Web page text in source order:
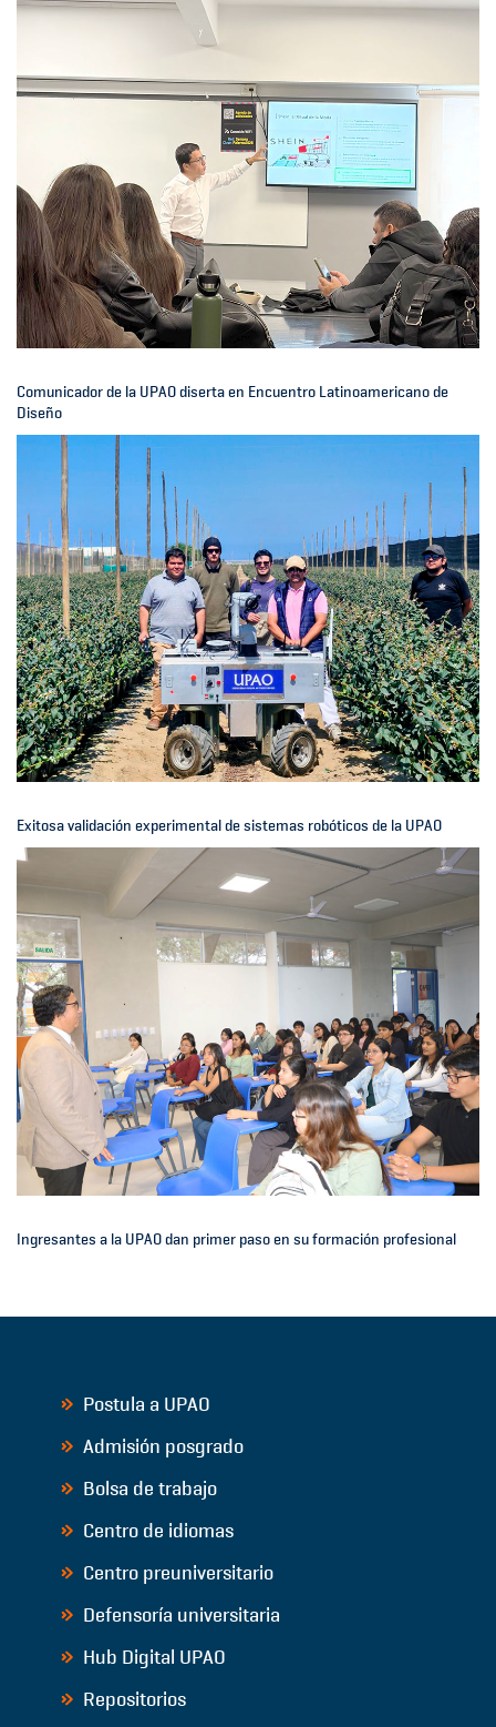
Comunicador de la UPAO diserta en Encuentro Latinoamericano de
Diseño
Exitosa validación experimental de sistemas robóticos de la UPAO
Ingresantes a la UPAO dan primer paso en su formación profesional
Postula a UPAO
Admisión posgrado
Bolsa de trabajo
Centro de idiomas
Centro preuniversitario
Defensoría universitaria
Hub Digital UPAO
Repositorios